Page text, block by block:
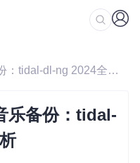
/ 3步搞定TIDAL无损音乐备份：tidal-dl-ng 2024全功能解析
乐备份：tidal-